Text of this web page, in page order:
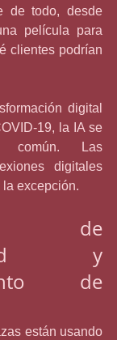
de todo, desde
película para
clientes podrían
digital
19, la IA se
común. Las
digitales
excepción.
de
y
de
están usando